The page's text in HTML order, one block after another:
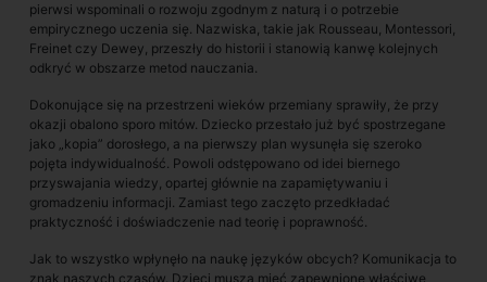
pierwsi wspominali o rozwoju zgodnym z naturą i o potrzebie
empirycznego uczenia się. Nazwiska, takie jak Rousseau, Montessori,
Freinet czy Dewey, przeszły do historii i stanowią kanwę kolejnych
odkryć w obszarze metod nauczania.
Dokonujące się na przestrzeni wieków przemiany sprawiły, że przy
okazji obalono sporo mitów. Dziecko przestało już być spostrzegane
jako „kopia” dorosłego, a na pierwszy plan wysunęła się szeroko
pojęta indywidualność. Powoli odstępowano od idei biernego
przyswajania wiedzy, opartej głównie na zapamiętywaniu i
gromadzeniu informacji. Zamiast tego zaczęto przedkładać
praktyczność i doświadczenie nad teorię i poprawność.
Jak to wszystko wpłynęło na naukę języków obcych? Komunikacja to
znak naszych czasów. Dzieci muszą mieć zapewnione właściwe